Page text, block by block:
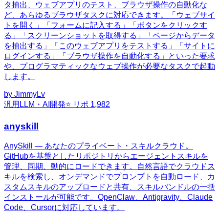
タ抽出、ウェブアプリのテスト、ブラウザ操作の自動化な
ど、あらゆるブラウザタスクに対応できます。「ウェブサイ
トを開く」「フォームに記入する」「ボタンをクリックす
る」「スクリーンショットを取得する」「ページからデータ
を抽出する」「このウェブアプリをテストする」「サイトに
ログインする」「ブラウザ操作を自動化する」といった要求
や、プログラマティックなウェブ操作が必要なタスクで起動
します。
by JimmyLv
汎用 LLM・AI開発⭐ リポ 1,982
anyskill
AnySkill — あなたのプライベート・スキルクラウド。
GitHubを基盤としたリポジトリからエージェントスキルを
管理、同期、動的にロードできます。自然言語でクラウドス
キルを検索し、オンデマンドでプロンプトを自動ロード、カ
スタムスキルのアップロードと共有、スキルバンドルの一括
インストールが可能です。OpenClaw、Antigravity、Claude
Code、Cursorに対応しています。